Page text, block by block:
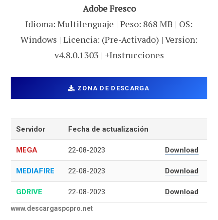
Adobe Fresco
Idioma: Multilenguaje | Peso: 868 MB | OS:
Windows | Licencia: (Pre-Activado) | Version:
v4.8.0.1303 | +Instrucciones
ZONA DE DESCARGA
Servidor Fecha de actualización
MEGA 22-08-2023 Download
MEDIAFIRE 22-08-2023 Download
GDRIVE 22-08-2023 Download
www.descargaspcpro.net